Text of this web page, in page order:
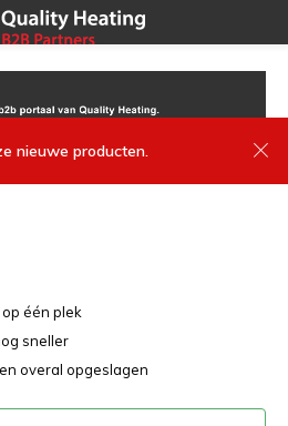
nieuwe producten.
één plek
sneller
overal opgeslagen